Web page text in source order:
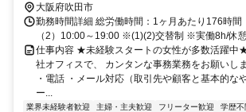
大阪府吹田市
勤務時間詳細 総労働時間：1ヶ月あたり176時
（2）10:00～19:00 ※(1)(2)交替制 ※実働8h/休
仕事内容 ★未経験スタートの女性が多数活躍中
社オフィスで、 カンタンな事務業務をお願いし
・電話 ・メール対応（取引先や顧客と基本的な
ー...
業界未経験者歓迎 主婦・主夫歓迎 フリーター歓迎 学歴不